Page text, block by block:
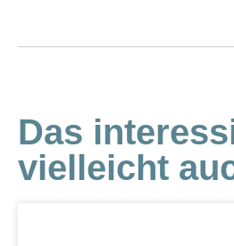
Das
vielleicht